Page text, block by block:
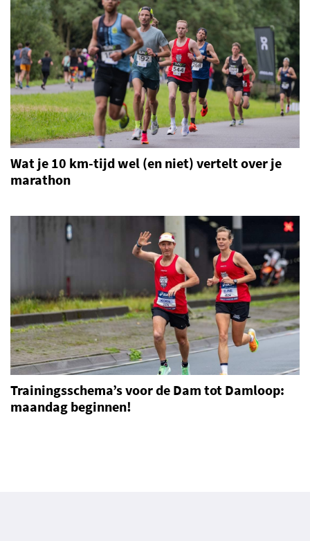
Wat je 10 km-tijd wel (en niet) vertelt over je
marathon
Trainingsschema’s voor de Dam tot Damloop:
maandag beginnen!